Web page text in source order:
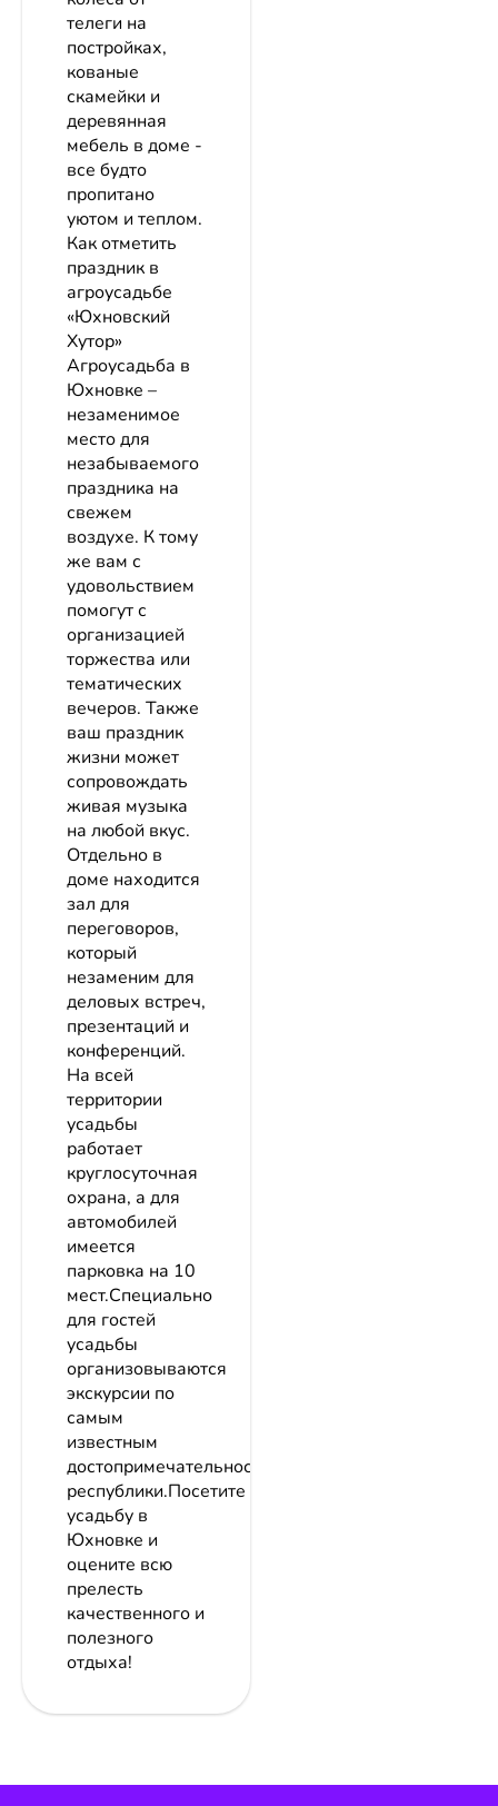
телеги на
постройках,
кованые
скамейки и
деревянная
мебель в доме -
все будто
пропитано
уютом и теплом.
Как отметить
праздник в
агроусадьбе
«Юхновский
Хутор»
Агроусадьба в
Юхновке –
незаменимое
место для
незабываемого
праздника на
свежем
воздухе. К тому
же вам с
удовольствием
помогут с
организацией
торжества или
тематических
вечеров. Также
ваш праздник
жизни может
сопровождать
живая музыка
на любой вкус.
Отдельно в
доме находится
зал для
переговоров,
который
незаменим для
деловых встреч,
презентаций и
конференций.
На всей
территории
усадьбы
работает
круглосуточная
охрана, а для
автомобилей
имеется
парковка на 10
мест.Специально
для гостей
усадьбы
организовываются
экскурсии по
самым
известным
достопримечательностям
республики.Посетите
усадьбу в
Юхновке и
оцените всю
прелесть
качественного и
полезного
отдыха!